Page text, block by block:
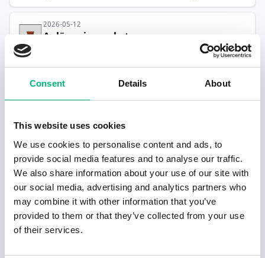
Consent Details About
This website uses cookies
We use cookies to personalise content and ads, to
provide social media features and to analyse our traffic.
We also share information about your use of our site with
our social media, advertising and analytics partners who
may combine it with other information that you’ve
provided to them or that they’ve collected from your use
of their services.
2026-05-12
Anläggningsarbetare
st...
Boden 2026-10-27
Redo för nästa steg i karriären?